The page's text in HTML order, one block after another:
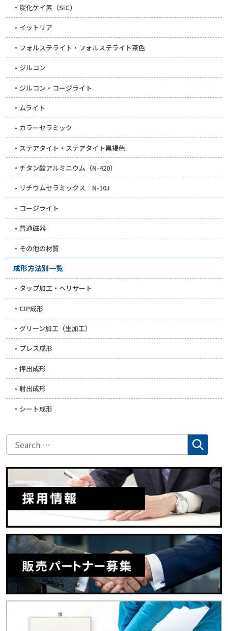
炭化ケイ素（SiC）
イットリア
フォルステライト・フォルステライト茶色
ジルコン
ジルコン・コージライト
ムライト
カラーセラミック
ステアタイト・ステアタイト黒褐色
チタン酸アルミニウム（N-420）
リチウムセラミックス N-10J
コージライト
普通磁器
その他の材質
成形方法別一覧
タップ加工・ヘリサート
CIP成形
グリーン加工（生加工）
プレス成形
押出成形
射出成形
シート成形